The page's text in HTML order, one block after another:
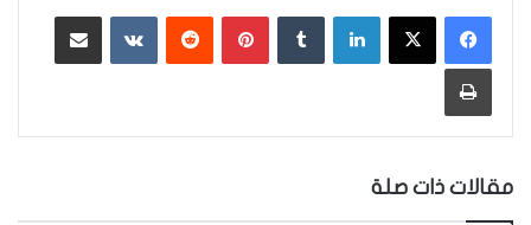
لينكدإن بينتيريست ‏VKontakte
طباعة
مقالات ذات صلة